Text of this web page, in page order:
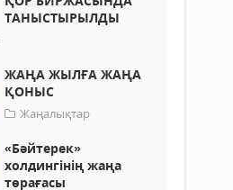
ТАНЫСТЫРЫЛДЫ
ЖАҢА ЖЫЛҒА ЖАҢА
ҚОНЫС
Жаңалықтар
«Бәйтерек»
холдингінің жаңа
төрағасы